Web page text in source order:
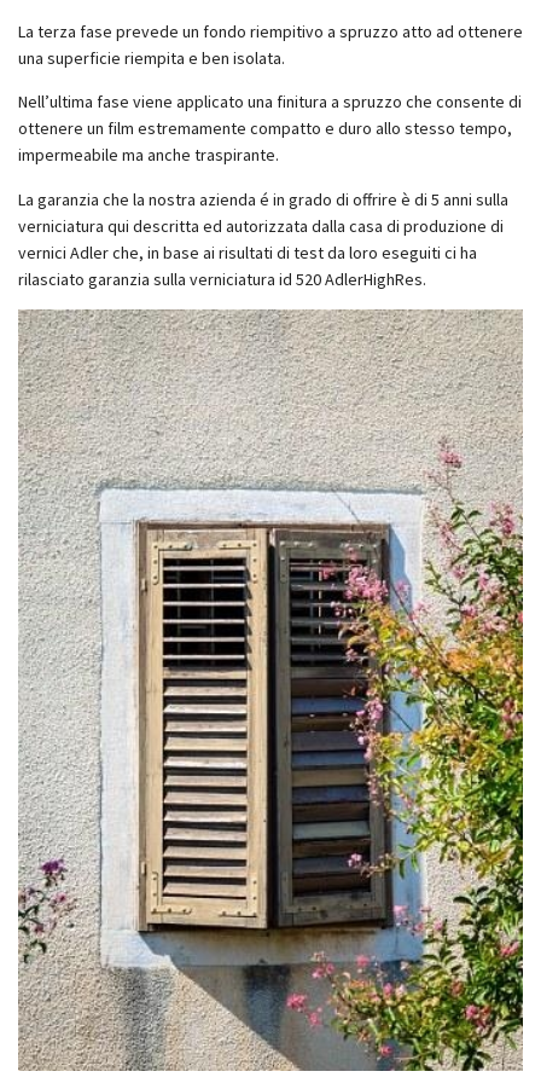
La terza fase prevede un fondo riempitivo a spruzzo atto ad ottenere
una superficie riempita e ben isolata.
Nell’ultima fase viene applicato una finitura a spruzzo che consente di
ottenere un film estremamente compatto e duro allo stesso tempo,
impermeabile ma anche traspirante.
La garanzia che la nostra azienda é in grado di offrire è di 5 anni sulla
verniciatura qui descritta ed autorizzata dalla casa di produzione di
vernici Adler che, in base ai risultati di test da loro eseguiti ci ha
rilasciato garanzia sulla verniciatura id 520 AdlerHighRes.